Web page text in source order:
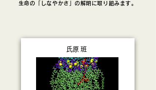
生命の「しなやかさ」の解明に取り組みます。
​氏原班